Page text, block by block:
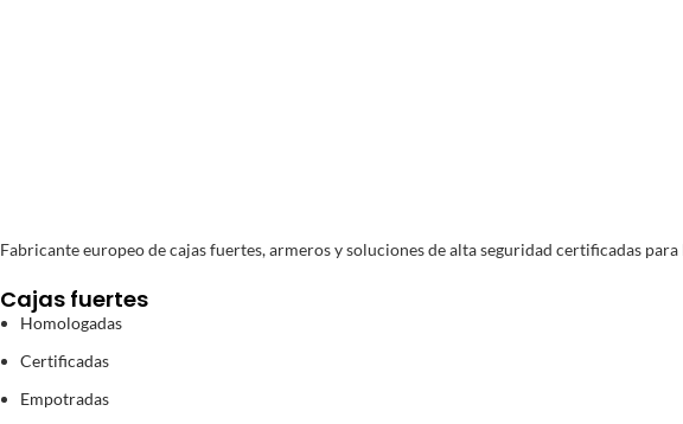
Fabricante europeo de cajas fuertes, armeros y soluciones de alta seguridad certificadas
Cajas fuertes
Homologadas
Certificadas
Empotradas